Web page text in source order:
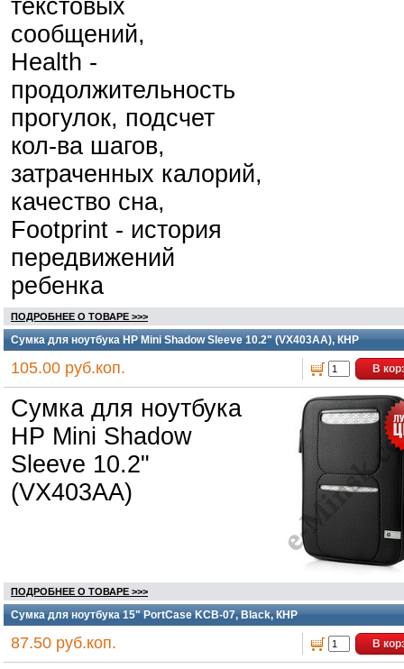
текстовых
сообщений,
Health -
продолжительность
прогулок, подсчет
кол-ва шагов,
затраченных калорий,
качество сна,
Footprint - история
передвижений
ребенка
ПОДРОБНЕЕ О ТОВАРЕ >>>
Сумка для ноутбука HP Mini Shadow Sleeve 10.2" (VX403AA), КНР
105.00 руб.коп. В
Сумка для ноутбука
HP Mini Shadow
Sleeve 10.2"
(VX403AA)
ПОДРОБНЕЕ О ТОВАРЕ >>>
Сумка для ноутбука 15" PortCase KCB-07, Black, КНР
87.50 руб.коп. В